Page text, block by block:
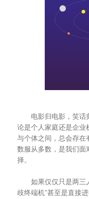
电影归电影，笑话
论是个人家庭还是企业
与个体之间，总会存在
数服从多数，是我们面
择。
如果仅仅只是两三人
歧终端机”甚至是直接